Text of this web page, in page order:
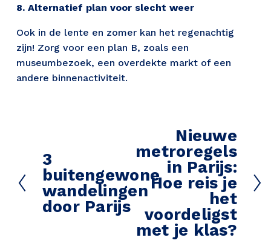
8. Alternatief plan voor slecht weer
Ook in de lente en zomer kan het regenachtig
zijn! Zorg voor een plan B, zoals een
museumbezoek, een overdekte markt of een
andere binnenactiviteit.
V
o
r
i
3
buitengewone
wandelingen
door Parijs
o
g
e
d
Nieuwe
metroregels
in Parijs:
Hoe reis je
het
voordeligst
met je klas?